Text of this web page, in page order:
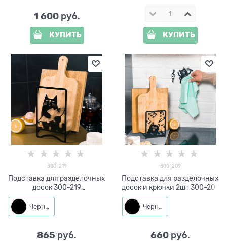
1 600 руб.
КУПИТЬ КУПИТЬ
300-219
Подставка для разделочных
досок 300-219
металлическая
Черный
865 руб.
300-209
Подставка для разделочных
досок и крючки 2шт 300-209
Черный
660 руб.